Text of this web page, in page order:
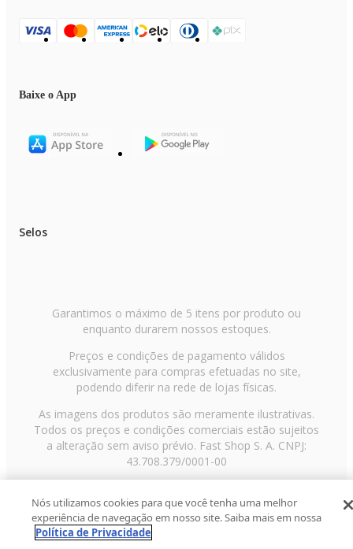
Baixe o App
Selos
Garantimos o máximo de 5 itens por produto ou
enquanto durarem nossos estoques.
Preços e condições de pagamento válidos
exclusivamente para compras efetuadas no site,
podendo diferir na rede de lojas físicas.
As imagens dos produtos são meramente ilustrativas.
Todos os preços e condições comerciais estão sujeitos
a alteração sem aviso prévio. Fast Shop S. A. CNPJ:
43.708.379/0001-00
Paulo/SP, CEP 02029-001, Telefone: 11 3003-3728 ©
2013 Fast Shop - Todos os direitos reservadosRF
Nós utilizamos cookies para que você tenha uma melhor
experiência de navegação em nosso site. Saiba mais em nossa
Política de Privacidade